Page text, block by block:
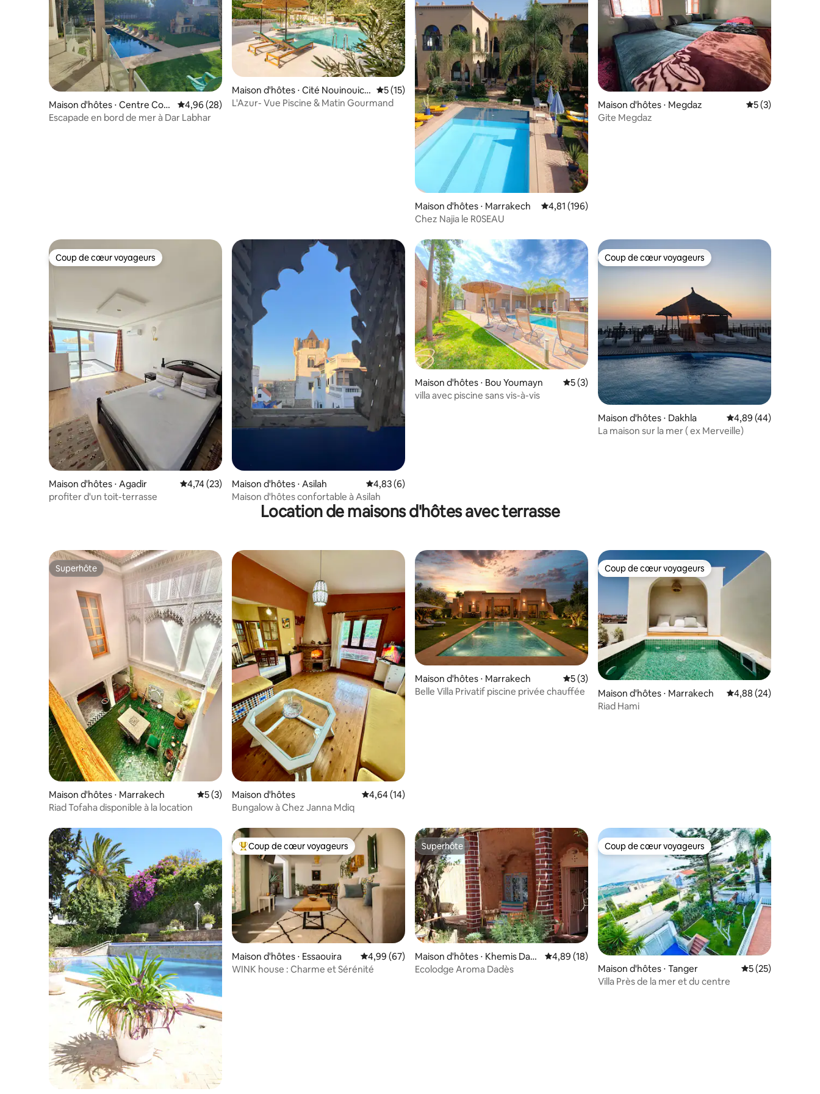
Maison d'hôtes ⋅ Centre Com
mune Haouzia
Évaluation moyenne sur la base de 28 commentaires : 4,96 sur 5
4,96 (28)
Escapade en bord de mer à Dar Labhar
Maison d'hôtes ⋅ Cité Nouinouich
e
Évaluation moyenne sur la base de 15 commentaires : 5 sur 5
5 (15)
L'Azur- Vue Piscine & Matin Gourmand
Maison d'hôtes ⋅ Marrakech Évaluation moyenne sur la base de 196 commentaires : 4,81 sur 5
4,81 (196)
Chez Najia le R0SEAU
Maison d'hôtes ⋅ Megdaz Évaluation
5 (3)
Gite Megdaz
Coup de cœur voyageurs
Coup de cœur voyageurs
Maison d'hôtes ⋅ Agadir Évaluation moyenne sur la base de 23 commentaires : 4,74 sur 5
4,74 (23)
profiter d'un toit-terrasse
Maison d'hôtes ⋅ Asilah Évaluation moyenne sur la base de 6 commentaires : 4,83 sur 5
4,83 (6)
Maison d'hôtes confortable à Asilah
Maison d'hôtes ⋅ Bou Youmayn Évaluation moyenne sur la base de 3 commentaires : 5 sur 5
5 (3)
villa avec piscine sans vis-à-vis
Coup de cœur voyageurs
Coup de cœur voyageurs
Maison d'hôtes ⋅ Dakhla Évaluation moyenne
4,89 (44)
La maison sur la mer ( ex Merveille)
Location de maisons d'hôtes avec terrasse
Superhôte
Superhôte
Maison d'hôtes ⋅ Marrakech Évaluation moyenne sur la base de 3 commentaires : 5 sur 5
5 (3)
Riad Tofaha disponible à la location
Maison d'hôtes Évaluation moyenne sur la base de 14 commentaires : 4,64 sur 5
4,64 (14)
Bungalow à Chez Janna Mdiq
Maison d'hôtes ⋅ Marrakech Évaluation moyenne sur la base de 3 commentaires : 5 sur 5
5 (3)
Belle Villa Privatif piscine privée chauffée
Coup de cœur voyageurs
Coup de cœur voyageurs
Maison d'hôtes ⋅ Marrakech Évaluation moyenne
4,88 (24)
Riad Hami
Coups de cœur voyageurs les plus appréciés
Coup de cœur voyageurs
Maison d'hôtes ⋅ Essaouira Évaluation moyenne sur la base de 67 commentaires : 4,99 sur 5
4,99 (67)
WINK house : Charme et Sérénité
Superhôte
Superhôte
Maison d'hôtes ⋅ Khemis Dad
es
Évaluation moyenne sur la base de 18 commentaires : 4,89 sur 5
4,89 (18)
Ecolodge Aroma Dadès
Coup de cœur voyageurs
Coup de cœur voyageurs
Maison d'hôtes ⋅ Tanger Évaluation
5 (25)
Villa Près de la mer et du centre